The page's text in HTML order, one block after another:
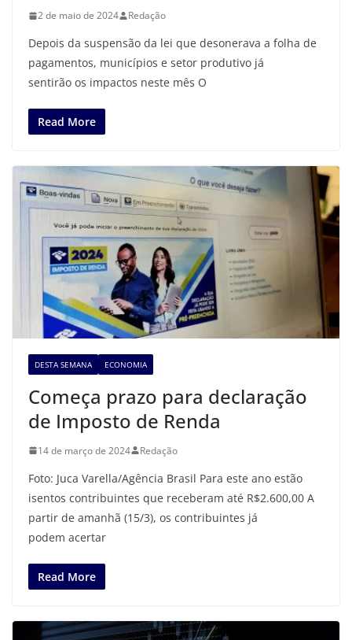
2 de maio de 2024 Redação
Depois da suspensão da lei que desonerava a folha de
pagamentos, municípios e setor produtivo já
sentirão os impactos neste mês O
Read More
DESTA SEMANA ECONOMIA
Começa prazo para declaração
de Imposto de Renda
14 de março de 2024 Redação
Foto: Juca Varella/Agência Brasil Para este ano estão
isentos contribuintes que receberam até R$2.600,00 A
partir de amanhã (15/3), os contribuintes já
podem acertar
Read More